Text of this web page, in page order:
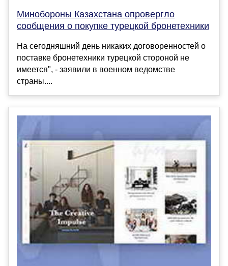
Минобороны Казахстана опровергло
сообщения о покупке турецкой бронетехники
На сегодняшний день никаких договоренностей о
поставке бронетехники турецкой стороной не
имеется", - заявили в военном ведомстве
страны....